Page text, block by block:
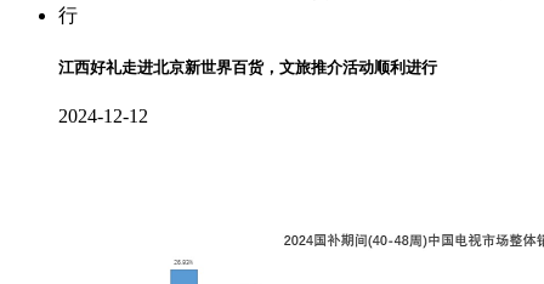
‌江西好礼走进北京新世界百货，文旅推介活动顺利进行
2024-12-12